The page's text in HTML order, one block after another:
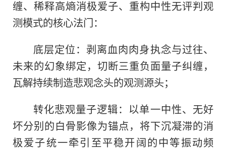
缠、稀释高熵消极爱子、重构中性无评判观
测模式的核心法门：
底层定位：剥离血肉肉身执念与过往、
未来的幻象绑定，切断三重负面量子纠缠，
瓦解持续制造悲观念头的观测源头；
转化悲观量子逻辑：以单一中性、无好
坏分别的白骨影像为锚点，将下沉凝滞的消
极爱子统一牵引至平稳开阔的中等振动频